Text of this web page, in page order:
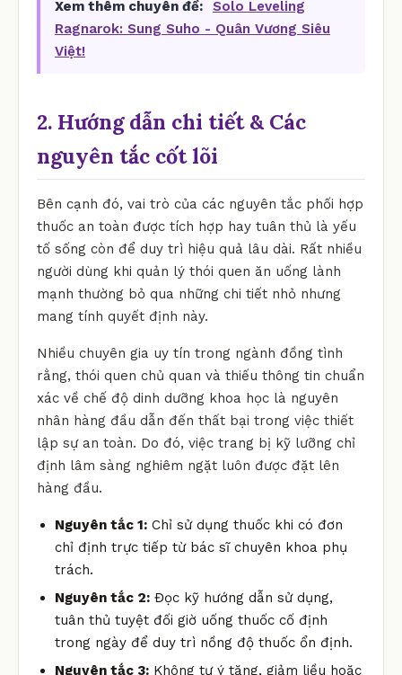
Xem thêm chuyên đề:
Solo Leveling
Ragnarok: Sung Suho - Quân Vương Siêu
Việt!
2. Hướng dẫn chi tiết & Các
nguyên tắc cốt lõi
Bên cạnh đó, vai trò của các nguyên tắc phối hợp
thuốc an toàn được tích hợp hay tuân thủ là yếu
tố sống còn để duy trì hiệu quả lâu dài. Rất nhiều
người dùng khi quản lý thói quen ăn uống lành
mạnh thường bỏ qua những chi tiết nhỏ nhưng
mang tính quyết định này.
Nhiều chuyên gia uy tín trong ngành đồng tình
rằng, thói quen chủ quan và thiếu thông tin chuẩn
xác về chế độ dinh dưỡng khoa học là nguyên
nhân hàng đầu dẫn đến thất bại trong việc thiết
lập sự an toàn. Do đó, việc trang bị kỹ lưỡng chỉ
định lâm sàng nghiêm ngặt luôn được đặt lên
hàng đầu.
Nguyên tắc 1: Chỉ sử dụng thuốc khi có đơn
chỉ định trực tiếp từ bác sĩ chuyên khoa phụ
trách.
Nguyên tắc 2: Đọc kỹ hướng dẫn sử dụng,
tuân thủ tuyệt đối giờ uống thuốc cố định
trong ngày để duy trì nồng độ thuốc ổn định.
Nguyên tắc 3: Không tự ý tăng, giảm liều hoặc